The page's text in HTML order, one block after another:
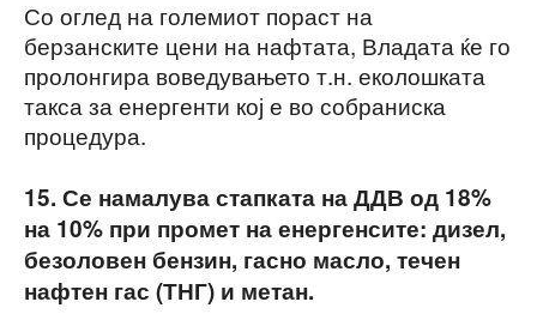
Со оглед на големиот пораст на
берзанските цени на нафтата, Владата ќе го
пролонгира воведувањето т.н. еколошката
такса за енергенти кој е во собраниска
процедура.
15. Се намалува стапката на ДДВ од 18%
на 10% при промет на енергенсите: дизел,
безоловен бензин, гасно масло, течен
нафтен гас (ТНГ) и метан.